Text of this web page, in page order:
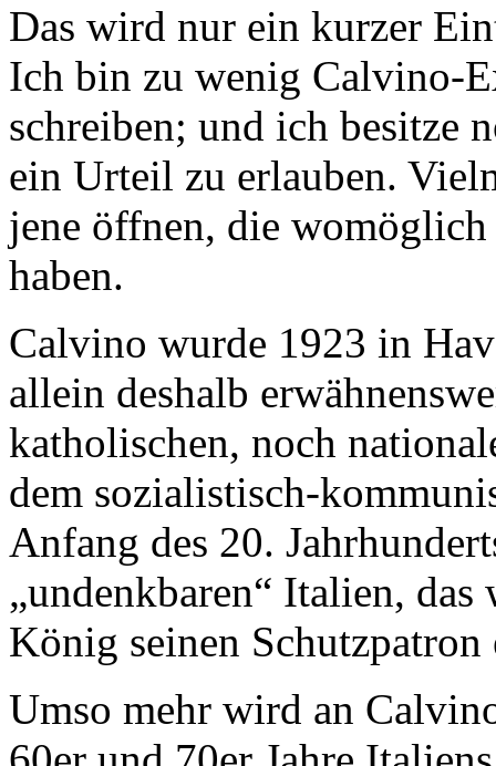
Das wird nur ein kurzer
Ich bin zu wenig Calvino-
schreiben; und ich besitze
ein Urteil zu erlauben.
jene öffnen, die
haben.
Calvino wurde 1923 in
allein deshalb
katholischen, noch
dem sozialistisch-
Anfang des 20.
„undenkbaren“ Italien,
König seinen
Umso mehr wird an